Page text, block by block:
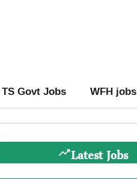
TS Govt Jobs WFH jobs
Latest Jobs